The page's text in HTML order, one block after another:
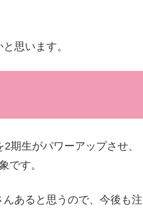
思います。
期生がパワーアップさせ、
です。
あると思うので、今後も注